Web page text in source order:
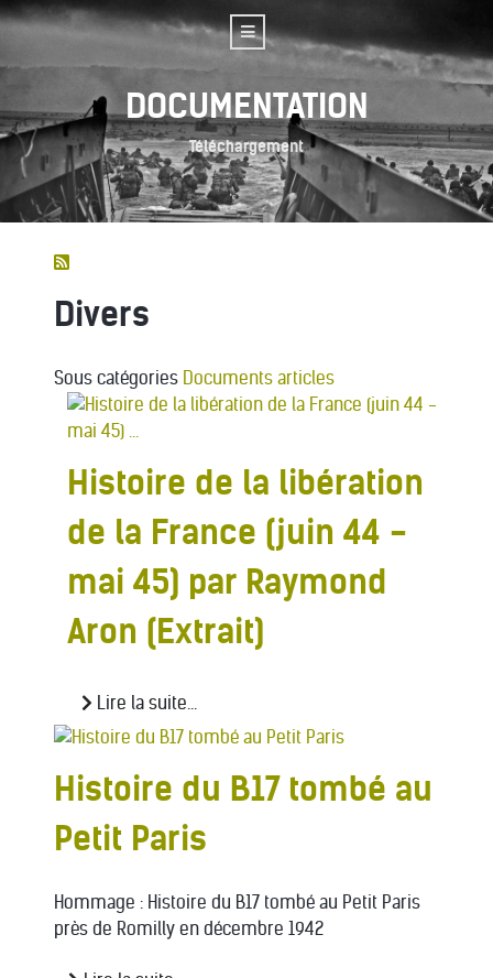
DOCUMENTATION
Téléchargement
Divers
Sous catégories Documents articles
Histoire de la libération
de la France (juin 44 -
mai 45) par Raymond
Aron (Extrait)
Lire la suite...
Histoire du B17 tombé au
Petit Paris
Hommage : Histoire du B17 tombé au Petit Paris
près de Romilly en décembre 1942